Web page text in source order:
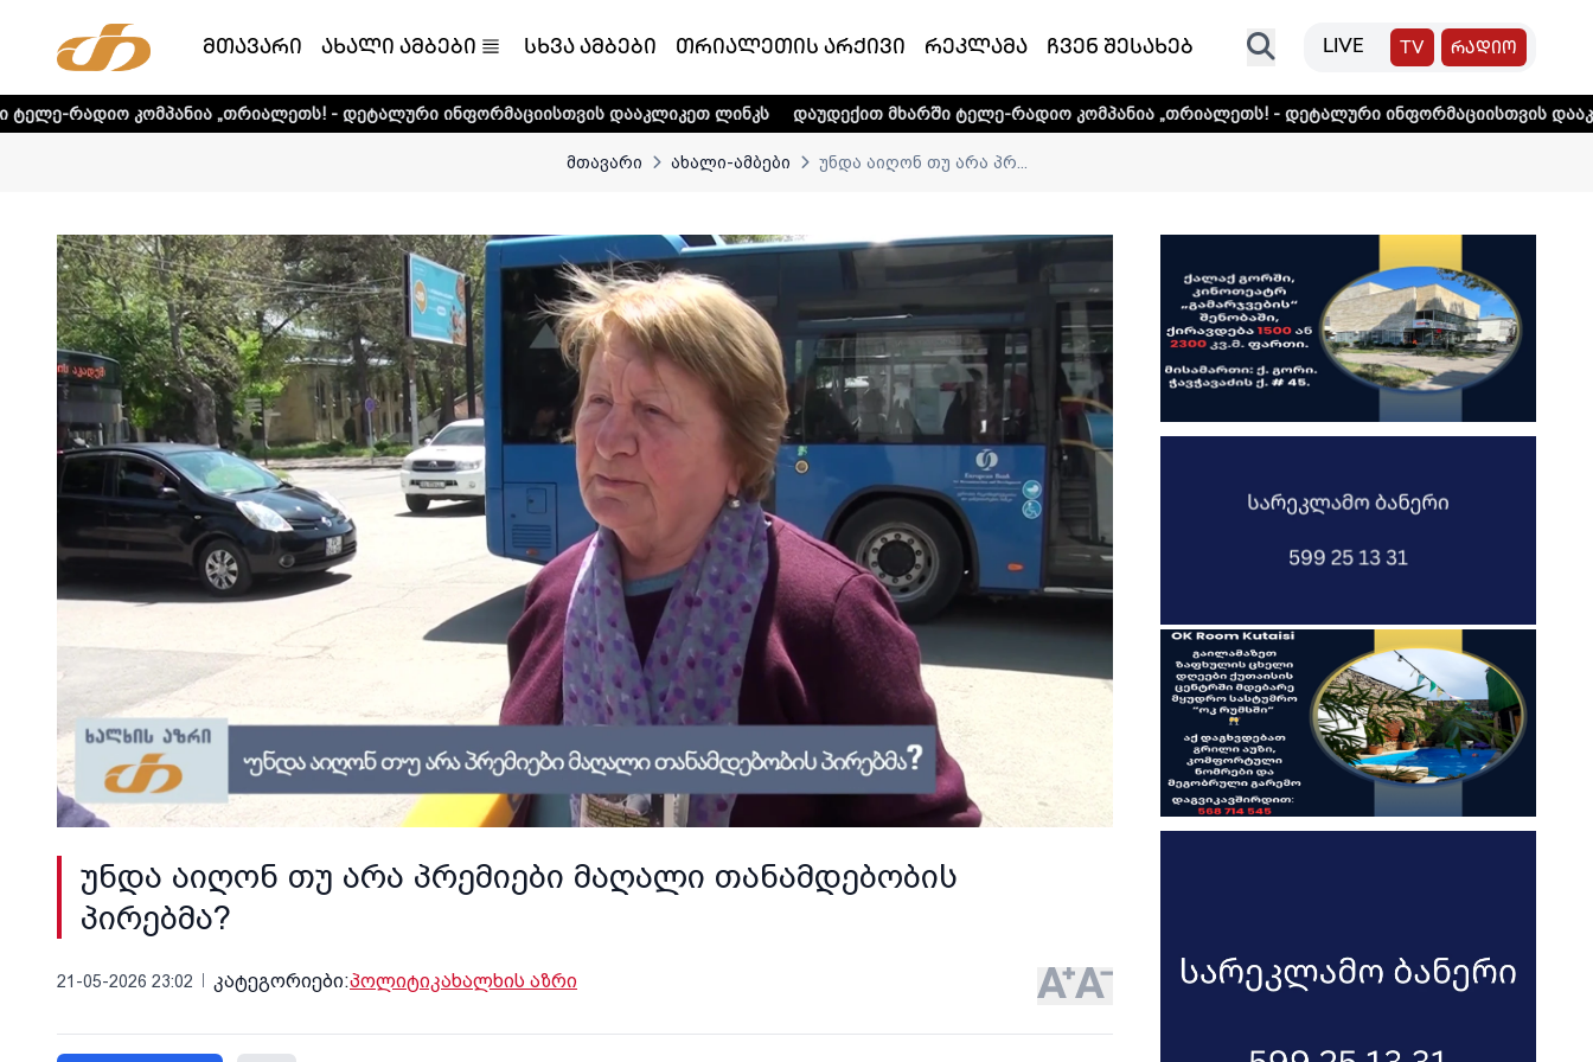
მთავარი ახალი ამბები სხვა ამბები თრიალეთის არქივი რეკლამა ჩვენ შესახებ LIVE TV რადიო
„თრიალეთს! - დეტალური ინფორმაციისთვის დააკლიკეთ ლინკს დაუდექით მხარში ტელე-რადიო კომპანია „თრიალეთს! - დეტალური ინფორმაციისთვის დააკლიკეთ ლინკს
მთავარი ახალი-ამბები უნდა აიღონ თუ არა პრ...
უნდა აიღონ თუ არა პრემიები მაღალი თანამდებობის
პირებმა?
21-05-2026 23:02 კატეგორიები:პოლიტიკახალხის აზრი